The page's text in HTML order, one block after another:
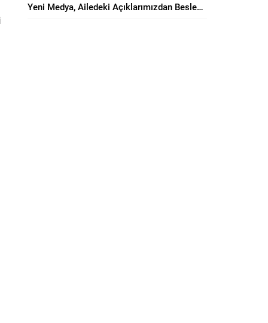
Yeni Medya, Ailedeki Açıklarımızdan Besleniyor!